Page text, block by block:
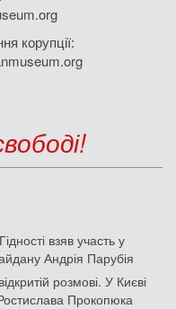
корупції:
взяв участь у
Андрія Парубія
розмові. У Києві
Прокопюка